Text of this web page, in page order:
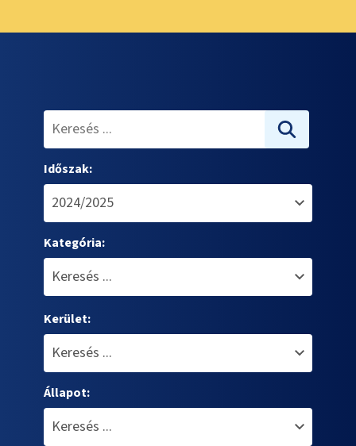
Időszak:
Kategória:
Kerület:
Állapot: